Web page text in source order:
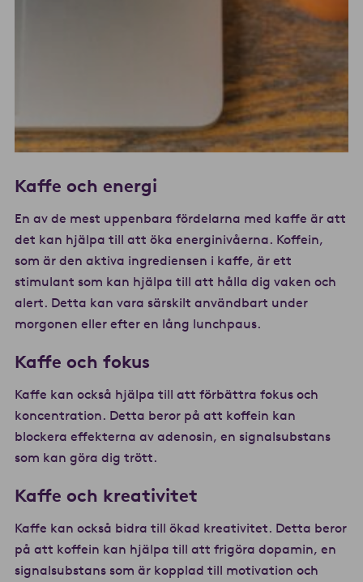
Kaffe och energi
En av de mest uppenbara fördelarna med kaffe är att
det kan hjälpa till att öka energinivåerna. Koffein,
som är den aktiva ingrediensen i kaffe, är ett
stimulant som kan hjälpa till att hålla dig vaken och
alert. Detta kan vara särskilt användbart under
morgonen eller efter en lång lunchpaus.
Kaffe och fokus
Kaffe kan också hjälpa till att förbättra fokus och
koncentration. Detta beror på att koffein kan
blockera effekterna av adenosin, en signalsubstans
som kan göra dig trött.
Kaffe och kreativitet
Kaffe kan också bidra till ökad kreativitet. Detta beror
på att koffein kan hjälpa till att frigöra dopamin, en
signalsubstans som är kopplad till motivation och